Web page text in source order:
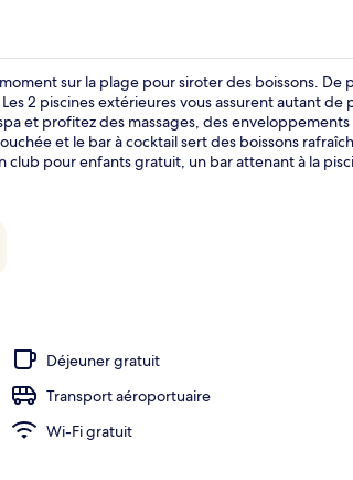
sur la plage pour siroter des boissons. De
2 piscines extérieures vous assurent autant de
et profitez des massages, des enveloppements
et le bar à cocktail sert des boissons
club pour enfants gratuit, un bar attenant à la
Déjeuner gratuit
Transport aéroportuaire
Wi-Fi gratuit